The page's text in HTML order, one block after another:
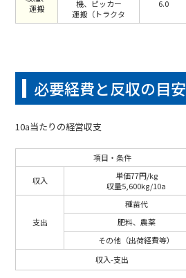
運搬
機、ピッカー
運搬（トラクタ
6.0
必要経費と反収の目安
10a当たりの経営収支
項目・条件
収入
単価77円/kg
収量5,600kg/10a
支出
種苗代
肥料、農薬
その他（出荷経費等）
収入-支出